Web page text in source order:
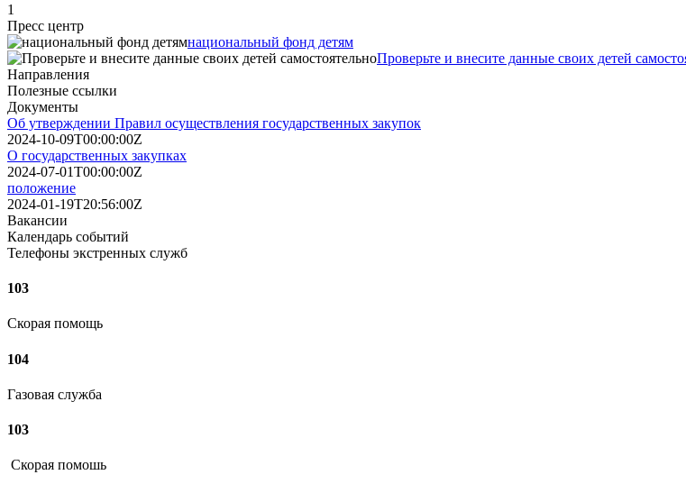
1
Пресс центр
национальный фонд детям
Проверьте и внесите данные своих детей
Направления
Полезные ссылки
Документы
Об утверждении Правил осуществления государственных закупок
2024-10-09T00:00:00Z
О государственных закупках
2024-07-01T00:00:00Z
положение
2024-01-19T20:56:00Z
Вакансии
Календарь событий
Телефоны экстренных служб
103
Скорая помощь
104
Газовая служба
103
Скорая помошь